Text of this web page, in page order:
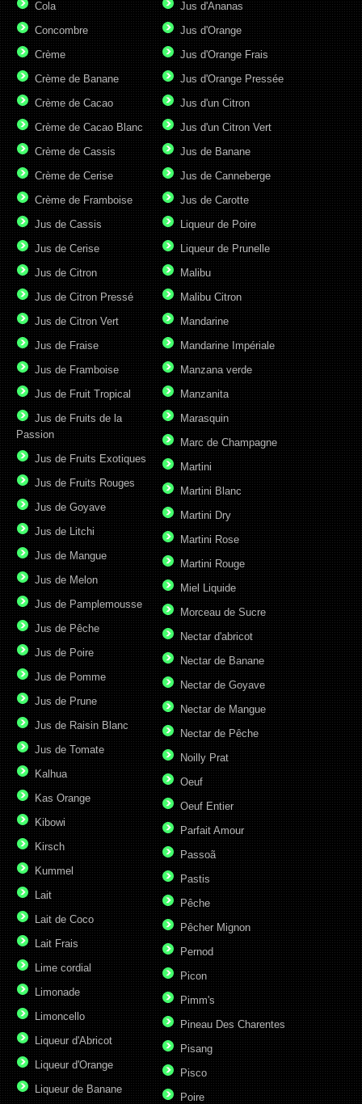
Cola
Concombre
Crème
Crème de Banane
Crème de Cacao
Crème de Cacao Blanc
Crème de Cassis
Crème de Cerise
Crème de Framboise
Jus d'Ananas
Jus d'Orange
Jus d'Orange Frais
Jus d'Orange Pressée
Jus d'un Citron
Jus d'un Citron Vert
Jus de Banane
Jus de Canneberge
Jus de Carotte
Jus de Cassis
Jus de Cerise
Jus de Citron
Jus de Citron Pressé
Jus de Citron Vert
Jus de Fraise
Jus de Framboise
Jus de Fruit Tropical
Jus de Fruits de la
Passion
Jus de Fruits Exotiques
Jus de Fruits Rouges
Jus de Goyave
Jus de Litchi
Jus de Mangue
Jus de Melon
Jus de Pamplemousse
Jus de Pêche
Jus de Poire
Jus de Pomme
Jus de Prune
Jus de Raisin Blanc
Jus de Tomate
Kalhua
Kas Orange
Kibowi
Kirsch
Kummel
Lait
Lait de Coco
Lait Frais
Lime cordial
Limonade
Limoncello
Liqueur d'Abricot
Liqueur d'Orange
Liqueur de Banane
Liqueur de Poire
Liqueur de Prunelle
Malibu
Malibu Citron
Mandarine
Mandarine Impériale
Manzana verde
Manzanita
Marasquin
Marc de Champagne
Martini
Martini Blanc
Martini Dry
Martini Rose
Martini Rouge
Miel Liquide
Morceau de Sucre
Nectar d'abricot
Nectar de Banane
Nectar de Goyave
Nectar de Mangue
Nectar de Pêche
Noilly Prat
Oeuf
Oeuf Entier
Parfait Amour
Passoã
Pastis
Pêche
Pêcher Mignon
Pernod
Picon
Pimm's
Pineau Des Charentes
Pisang
Pisco
Poire